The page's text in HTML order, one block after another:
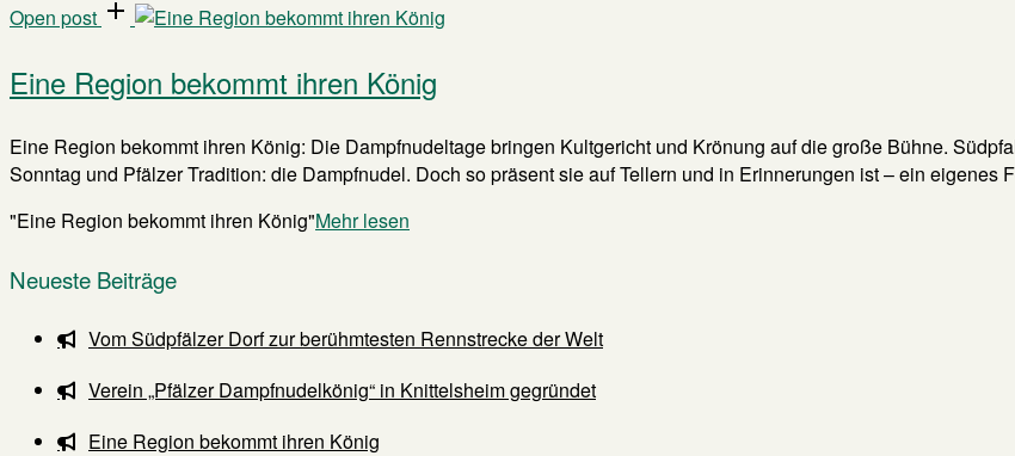
Open post
Eine Region bekommt ihren König
Eine Region bekommt ihren König: Die Dampfnudeltage bringen Kultgericht und Krönung auf die große Bühne.
Sonntag und Pfälzer Tradition: die Dampfnudel. Doch so präsent sie auf Tellern und in Erinnerungen ist – ein eigenes
"Eine Region bekommt ihren König"Mehr lesen
Neueste Beiträge
Vom Südpfälzer Dorf zur berühmtesten Rennstrecke der Welt
Verein „Pfälzer Dampfnudelkönig“ in Knittelsheim gegründet
Eine Region bekommt ihren König